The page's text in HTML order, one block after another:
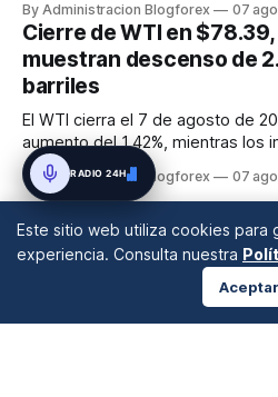
de trabajo. Este dato
expectativas de que la Reserva
política m...
By Administracion Blogforex 07
Cierre de WTI en
muestran descenso de
barriles
El WTI cierra el 7 de agosto de
aumento del 1.42%, mientras los
caen en 2.69 millones de barriles,
contracción de la oferta.
By Administracion Blogforex 07
Este sitio web utiliza cookies para
experiencia. Consulta nuestra
Aceptar
RADIO 24H